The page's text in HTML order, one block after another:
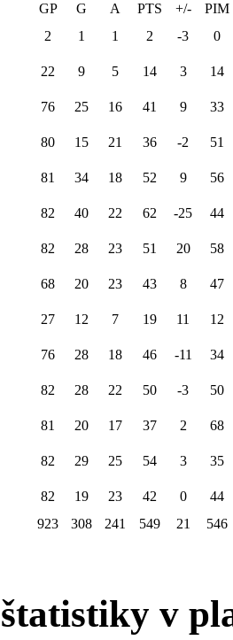
GP G A PTS +/-
PIM
2 1 1 2 -3 0
22 9 5 14 3 14
76 25 16 41 9 33
80 15 21 36 -2 51
81 34 18 52 9 56
82 40 22 62 -25 44
82 28 23 51 20 58
68 20 23 43 8 47
27 12 7 19 11 12
76 28 18 46 -11 34
82 28 22 50 -3 50
81 20 17 37 2 68
82 29 25 54 3 35
82 19 23 42 0
44
923 308 241 549 21 546
v